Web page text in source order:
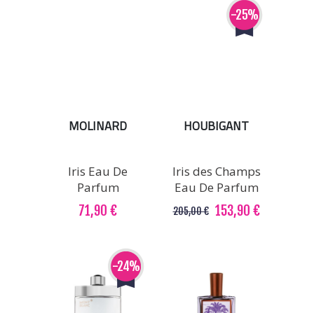
MOLINARD
Iris Eau De
Parfum
71,90 €
-25%
HOUBIGANT
Iris des Champs
Eau De Parfum
205,00 € 153,90 €
-24%